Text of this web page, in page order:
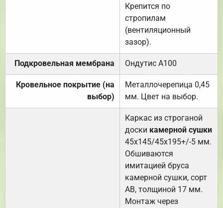
Крепится по
стропилам
(вентиляционный
зазор).
Подкровельная мембрана Ондутис А100
Кровельное покрытие (на
выбор)
Металлочерепица 0,45
мм. Цвет на выбор.
Каркас из строганой
доски камерной сушки
45х145/45х195+/-5 мм.
Обшиваются
имитацией бруса
камерной сушки, сорт
АВ, толщиной 17 мм.
Монтаж через